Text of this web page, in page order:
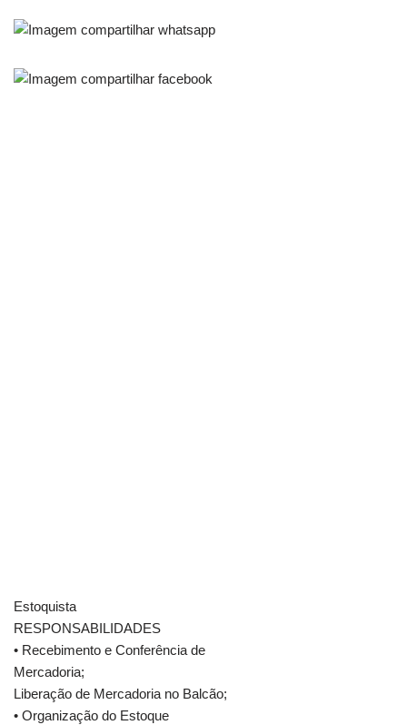
Estoquista
RESPONSABILIDADES
• Recebimento e Conferência de
Mercadoria;
Liberação de Mercadoria no Balcão;
• Organização do Estoque